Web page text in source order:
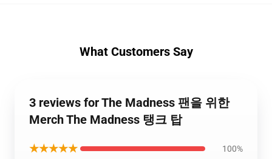
What Customers Say
3 reviews for The Madness 팬을 위한
Merch The Madness 탱크 탑
★★★★★ 100%